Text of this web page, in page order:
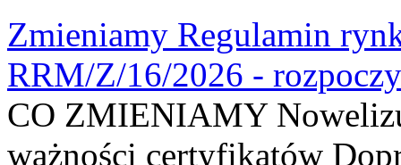
Zmieniamy Regulamin
RRM/Z/16/2026 -
CO ZMIENIAMY
ważności certyfikatów